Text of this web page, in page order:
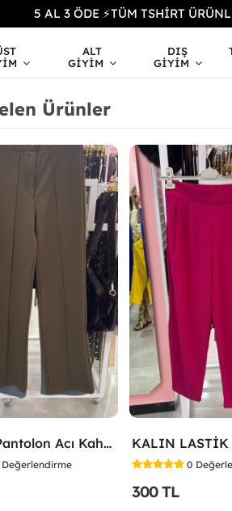
5 AL 3 ÖDE ⚡TÜM TSHİRT
ALT
GIYIM
DIŞ
GIYIM
Ürünler
Düğmeli Pantolon Acı Kahve
Değerlendirme 0
300 TL